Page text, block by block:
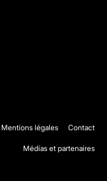
Mentions légales Contact
Médias et partenaires